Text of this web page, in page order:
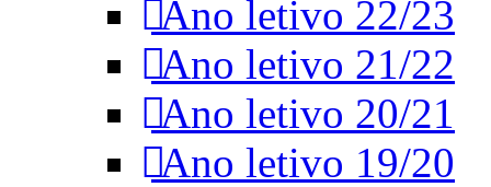
Ano letivo 22/23
Ano letivo 21/22
Ano letivo 20/21
Ano letivo 19/20